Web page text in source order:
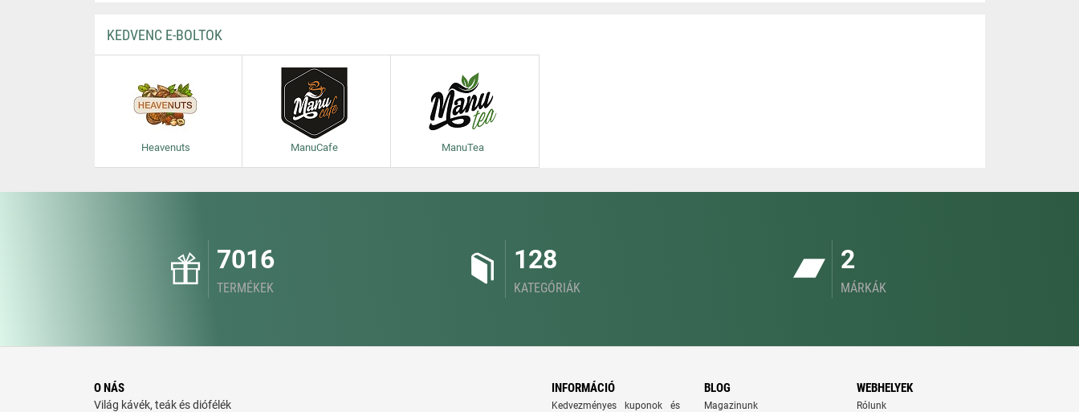
KEDVENC E-BOLTOK
Heavenuts ManuCafe ManuTea
7016
TERMÉKEK
128
KATEGÓRIÁK
2
MÁRKÁK
O NÁS
Világ kávék, teák és diófélék
INFORMÁCIÓ
Kedvezményes kuponok és
BLOG
Magazinunk
WEBHELYEK
Rólunk